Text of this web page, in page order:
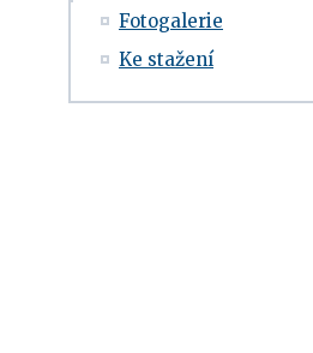
Fotogalerie
Ke stažení